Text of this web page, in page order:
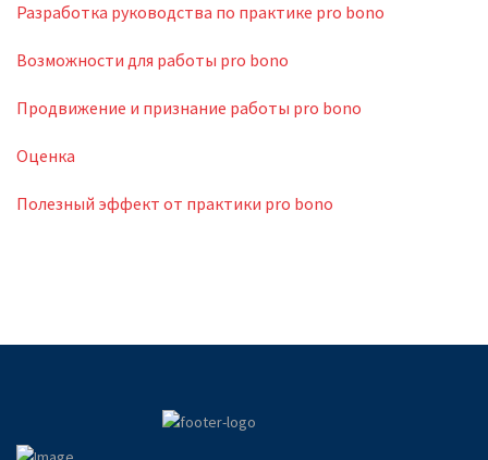
Разработка руководства по практике pro bono
Возможности для работы pro bono
Продвижение и признание работы pro bono
Оценка
Полезный эффект от практики pro bono